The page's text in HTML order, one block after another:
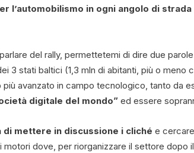
l’automobilismo in ogni angolo di strada
del rally, permettetemi di dire due
3 stati baltici (1,3 mln di abitanti, più o meno
più avanzato in campo tecnologico, tanto da
digitale del mondo” ed essere
di mettere in discussione i cliché e
motori dove, per riorganizzare il settore dopo